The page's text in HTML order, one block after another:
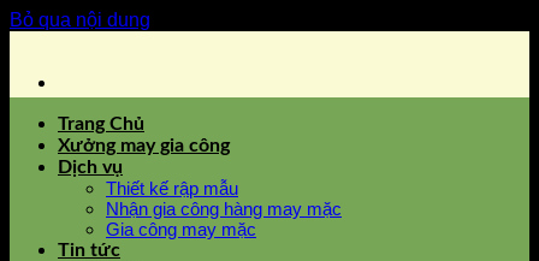
Bỏ qua nội dung
Trang Chủ
Xưởng may gia công
Dịch vụ
Thiết kế rập mẫu
Nhận gia công hàng may mặc
Gia công may mặc
Tin tức